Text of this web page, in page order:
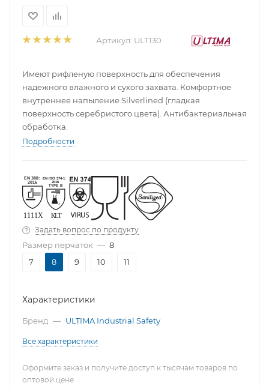
Артикул: ULT130
Имеют рифленую поверхность для обеспечения
надежного влажного и сухого захвата. Комфортное
внутреннее напыление Silverlined (гладкая
поверхность серебристого цвета). Антибактериальная
обработка.
Подробности
Задать вопрос по продукту
Размер перчаток — 8
7
8 9 10 11
Характеристики
Бренд — ULTIMA Industrial Safety
Все характеристики
Оформите заказ и получите доступ к тысячам товаров по
оптовой цене